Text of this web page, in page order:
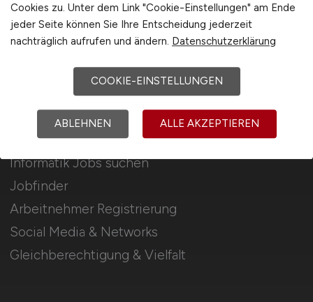
Für Arbeitnehmer
Informatik Jobs suchen
Jobfinder
Arbeitnehmer Registrierung
Social Media & Networks
Gleichberechtigung & Vielfalt
Arbeitgeber Seite
Arbeitgeber Kontakt
Cookies zu. Unter dem Link "Cookie-Einstellungen" am Ende
jeder Seite können Sie Ihre Entscheidung jederzeit
nachträglich aufrufen und ändern. Datenschutzerklärung
COOKIE-EINSTELLUNGEN
ABLEHNEN ALLE AKZEPTIEREN